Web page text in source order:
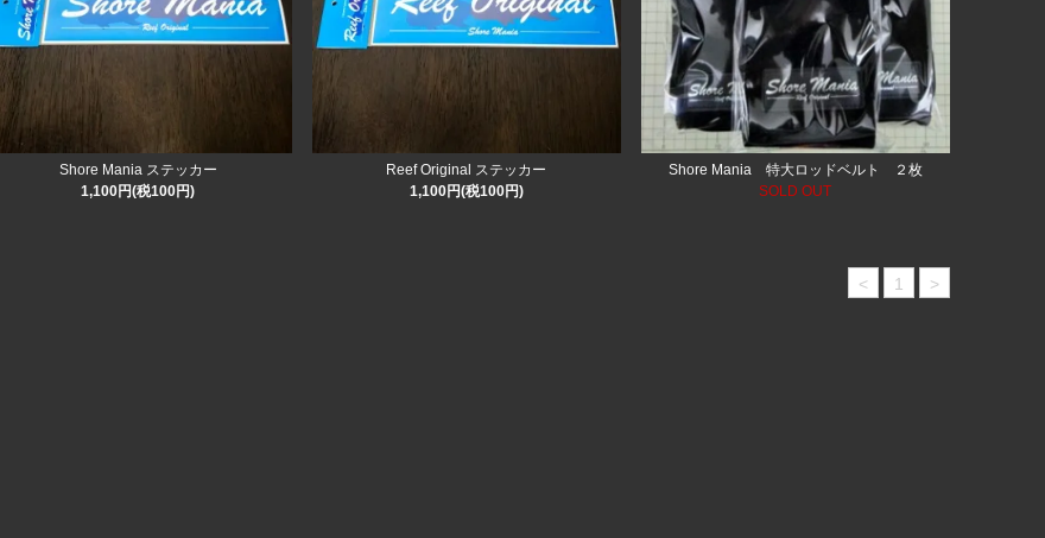
Shore Mania ステッカー
1,100円(税100円)
Reef Original ステッカー
1,100円(税100円)
Shore Mania 特大ロッドベルト ２枚
SOLD OUT
< 1 >